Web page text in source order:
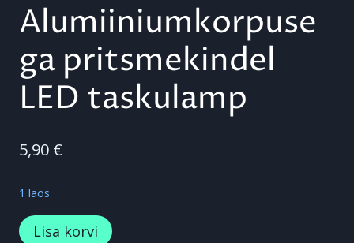
Alumiiniumkorpuse
ga pritsmekindel
LED taskulamp
5,90 €
1 laos
Alumiiniumkorpusega
Lisa korvi